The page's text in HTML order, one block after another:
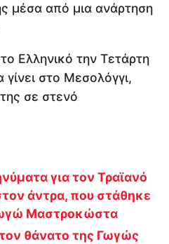
μέσα από μια ανάρτηση
Ελληνικό την Τετάρτη
στο Μεσολόγγι,
σε στενό
για τον Τραϊανό
άντρα, που στάθηκε
Μαστροκώστα
θάνατο της Γωγώς